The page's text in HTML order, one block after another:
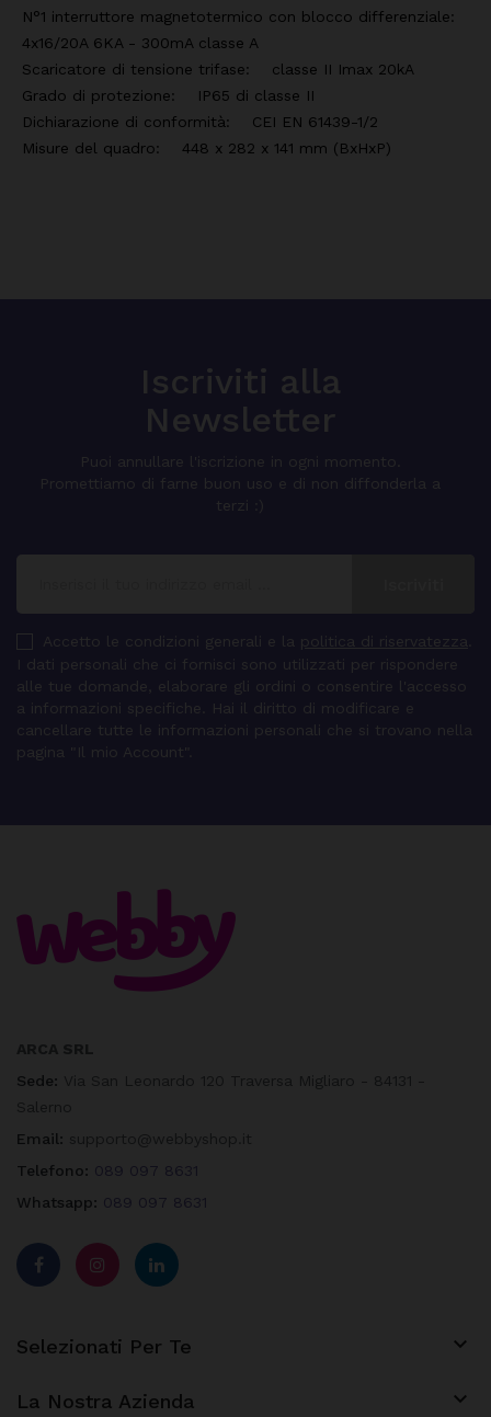
N°1 interruttore magnetotermico con blocco differenziale:
4x16/20A 6KA - 300mA classe A
Scaricatore di tensione trifase: classe II Imax 20kA
Grado di protezione: IP65 di classe II
Dichiarazione di conformità: CEI EN 61439-1/2
Misure del quadro: 448 x 282 x 141 mm (BxHxP)
Iscriviti alla
Newsletter
Puoi annullare l'iscrizione in ogni momento.
Promettiamo di farne buon uso e di non diffonderla a
terzi :)
Accetto le condizioni generali e la politica di riservatezza
I dati personali che ci fornisci sono utilizzati per rispondere
alle tue domande, elaborare gli ordini o consentire l'accesso
a informazioni specifiche. Hai il diritto di modificare e
cancellare tutte le informazioni personali che si trovano nella
pagina "Il mio Account".
Sede:
Email:
Telefono: 089 097 8631
Whatsapp: 089 097 8631
Selezionati Per Te 
La Nostra Azienda 